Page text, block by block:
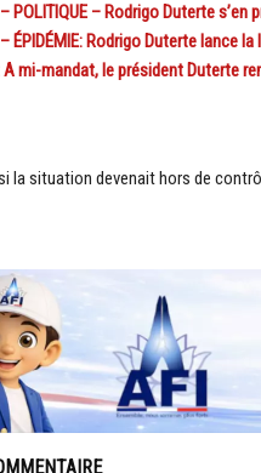
POLITIQUE – Rodrigo Duterte s’en
– ÉPIDÉMIE: Rodrigo Duterte lance
A mi-mandat, le président Duterte
la situation devenait hors de